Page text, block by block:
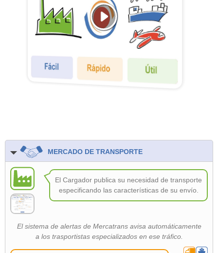
MERCADO DE TRANSPORTE
El Cargador publica su necesidad de transporte
especificando las características de su envío.
El sistema de alertas de Mercatrans avisa automáticamente
a los trasportistas especializados en ese tráfico.